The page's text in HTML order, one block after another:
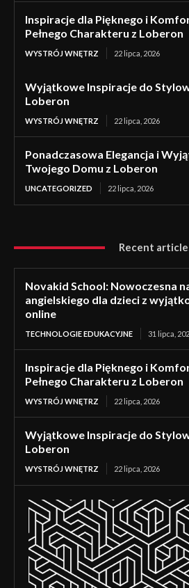
Inspiracje dla Pięknego i
Pełnego Charakteru z Loberon
WYSTRÓJ WNĘTRZ 22 lipca, 2026
Wyjątkowe Inspiracje do
Loberon
WYSTRÓJ WNĘTRZ 22 lipca, 2026
Ponadczasowa Elegancja i
Twojego Domu z Loberon
UNCATEGORIZED 22 lipca, 2026
Recent
Novakid School: Nowoczesna
angielskiego dla dzieci z
online
TECHNOLOGIE EDUKACYJNE 31 lipca,
Inspiracje dla Pięknego i
Pełnego Charakteru z Loberon
WYSTRÓJ WNĘTRZ 22 lipca, 2026
Wyjątkowe Inspiracje do
Loberon
WYSTRÓJ WNĘTRZ 22 lipca, 2026